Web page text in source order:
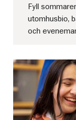
Fyll
utomhusbio,
och